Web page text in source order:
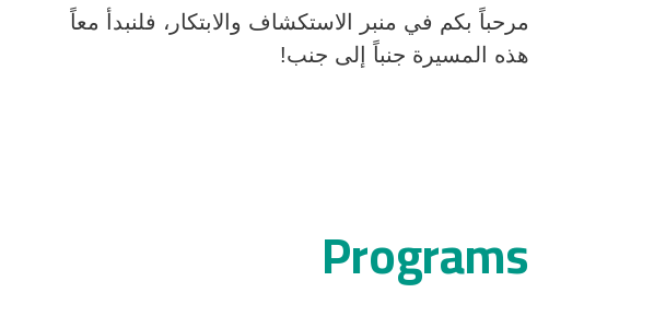
مرحباً بكم في منبر الاستكشاف والابتكار، فلنبدأ معاً
هذه المسيرة جنباً إلى جنب!
Programs